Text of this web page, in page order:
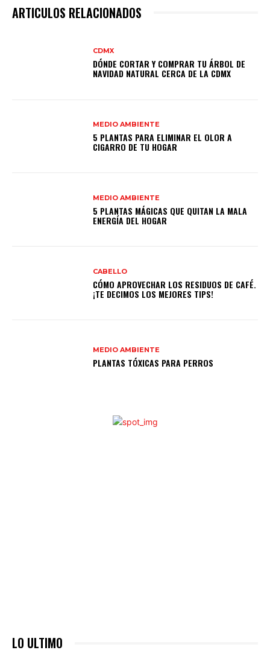
ARTICULOS RELACIONADOS
CDMX
DÓNDE CORTAR Y COMPRAR TU ÁRBOL DE
NAVIDAD NATURAL CERCA DE LA CDMX
MEDIO AMBIENTE
5 PLANTAS PARA ELIMINAR EL OLOR A
CIGARRO DE TU HOGAR
MEDIO AMBIENTE
5 PLANTAS MÁGICAS QUE QUITAN LA MALA
ENERGÍA DEL HOGAR
CABELLO
CÓMO APROVECHAR LOS RESIDUOS DE CAFÉ.
¡TE DECIMOS LOS MEJORES TIPS!
MEDIO AMBIENTE
PLANTAS TÓXICAS PARA PERROS
LO ULTIMO